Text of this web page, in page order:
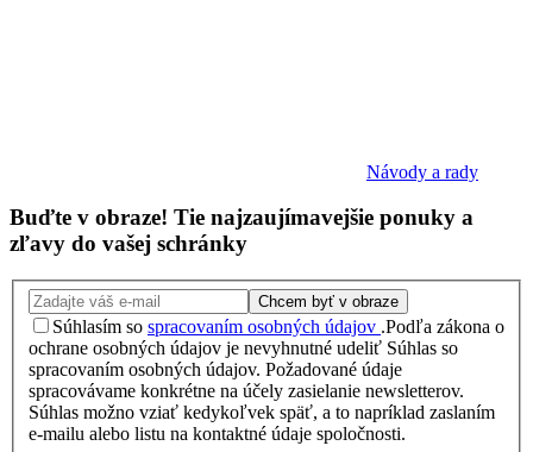
Návody a rady
Buďte v obraze! Tie najzaujímavejšie ponuky a
zľavy do vašej schránky
Chcem byť v obraze
Súhlasím so spracovaním osobných údajov .Podľa zákona o
ochrane osobných údajov je nevyhnutné udeliť Súhlas so
spracovaním osobných údajov. Požadované údaje
spracovávame konkrétne na účely zasielanie newsletterov.
Súhlas možno vziať kedykoľvek späť, a to napríklad zaslaním
e-mailu alebo listu na kontaktné údaje spoločnosti.